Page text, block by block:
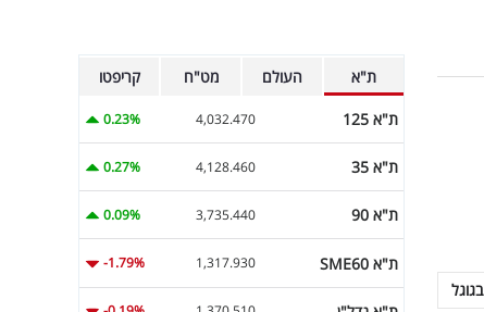
ת"א העולם מט"ח קריפטו
ת"א 125 4,032.470
0.23%
ת"א 35 4,128.460
0.27%
ת"א 90 3,735.440
0.09%
ת"א SME60 1,317.930
-1.79%